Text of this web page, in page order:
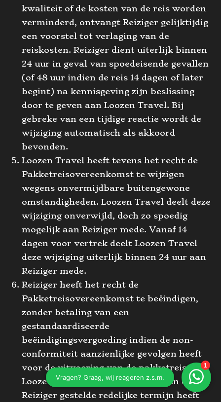
kwaliteit of de kosten van de reis worden
verminderd, ontvangt Reiziger gelijktijdig
een voorstel tot verlaging van de
reiskosten. Reiziger dient uiterlijk binnen
24 uur in geval van spoedeisende gevallen
(of 48 uur indien de reis 14 dagen of later
begint) na kennisgeving zijn beslissing
door te geven aan Loozen Travel. Bij
gebreke van een tijdige reactie wordt de
wijziging automatisch als akkoord
bevonden.
Loozen Travel heeft tevens het recht de
Pakketreisovereenkomst te wijzigen
wegens onvermijdbare buitengewone
omstandigheden. Loozen Travel deelt deze
wijziging onverwijld, doch zo spoedig
mogelijk aan Reiziger mede. Vanaf 14
dagen voor vertrek deelt Loozen Travel
deze wijziging uiterlijk binnen 24 uur aan
Reiziger mede.
Reiziger heeft het recht de
Pakketreisovereenkomst te beëindigen,
zonder betaling van een
gestandaardiseerde
beëindigingsvergoeding indien de non-
conformiteit aanzienlijke gevolgen heeft
voor de uitvoering van de pakketreis en
Loozen Travel deze niet binnen een door
Reiziger gestelde redelijke termijn heeft